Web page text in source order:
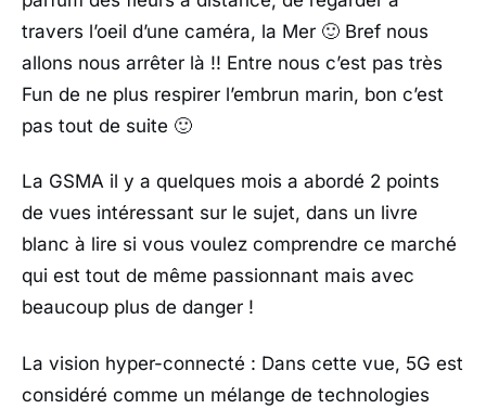
travers l’oeil d’une caméra, la Mer 🙂 Bref nous
allons nous arrêter là !! Entre nous c’est pas très
Fun de ne plus respirer l’embrun marin, bon c’est
pas tout de suite 🙂
La GSMA il y a quelques mois a abordé 2 points
de vues intéressant sur le sujet, dans un livre
blanc à lire si vous voulez comprendre ce marché
qui est tout de même passionnant mais avec
beaucoup plus de danger !
La vision hyper-connecté : Dans cette vue, 5G est
considéré comme un mélange de technologies